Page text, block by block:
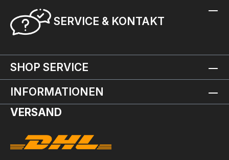
SERVICE & KONTAKT
SHOP SERVICE
INFORMATIONEN
VERSAND